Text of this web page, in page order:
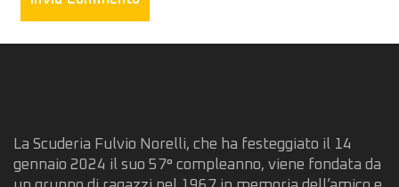
La Scuderia Fulvio Norelli, che ha festeggiato il 14
gennaio 2024 il suo 57° compleanno, viene fondata da